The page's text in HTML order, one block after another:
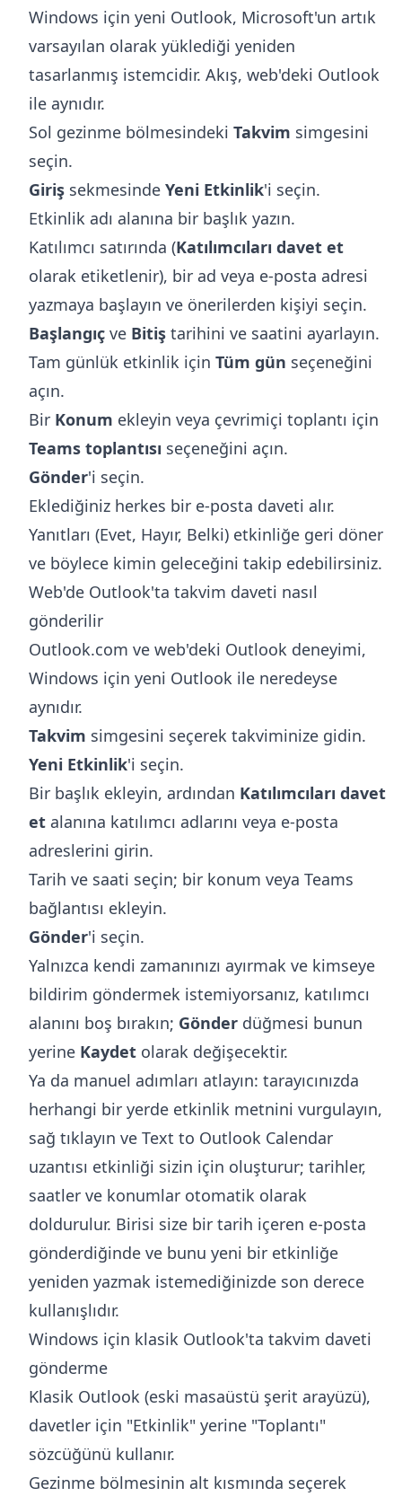
Windows için yeni Outlook, Microsoft'un artık
varsayılan olarak yüklediği yeniden
tasarlanmış istemcidir. Akış, web'deki Outlook
ile aynıdır.
Sol gezinme bölmesindeki Takvim simgesini
seçin.
Giriş sekmesinde Yeni Etkinlik'i seçin.
Etkinlik adı alanına bir başlık yazın.
Katılımcı satırında (Katılımcıları davet et
olarak etiketlenir), bir ad veya e-posta adresi
yazmaya başlayın ve önerilerden kişiyi seçin.
Başlangıç ve Bitiş tarihini ve saatini ayarlayın.
Tam günlük etkinlik için Tüm gün seçeneğini
açın.
Bir Konum ekleyin veya çevrimiçi toplantı için
Teams toplantısı seçeneğini açın.
Gönder'i seçin.
Eklediğiniz herkes bir e-posta daveti alır.
Yanıtları (Evet, Hayır, Belki) etkinliğe geri döner
ve böylece kimin geleceğini takip edebilirsiniz.
Web'de Outlook'ta takvim daveti nasıl
gönderilir
Outlook.com ve web'deki Outlook deneyimi,
Windows için yeni Outlook ile neredeyse
aynıdır.
Takvim simgesini seçerek takviminize gidin.
Yeni Etkinlik'i seçin.
Bir başlık ekleyin, ardından Katılımcıları davet
et alanına katılımcı adlarını veya e-posta
adreslerini girin.
Tarih ve saati seçin; bir konum veya Teams
bağlantısı ekleyin.
Gönder'i seçin.
Yalnızca kendi zamanınızı ayırmak ve kimseye
bildirim göndermek istemiyorsanız, katılımcı
alanını boş bırakın; Gönder düğmesi bunun
yerine Kaydet olarak değişecektir.
Ya da manuel adımları atlayın: tarayıcınızda
herhangi bir yerde etkinlik metnini vurgulayın,
sağ tıklayın ve Text to Outlook Calendar
uzantısı etkinliği sizin için oluşturur; tarihler,
saatler ve konumlar otomatik olarak
doldurulur. Birisi size bir tarih içeren e-posta
gönderdiğinde ve bunu yeni bir etkinliğe
yeniden yazmak istemediğinizde son derece
kullanışlıdır.
Windows için klasik Outlook'ta takvim daveti
gönderme
Klasik Outlook (eski masaüstü şerit arayüzü),
davetler için "Etkinlik" yerine "Toplantı"
sözcüğünü kullanır.
Gezinme bölmesinin alt kısmında seçerek